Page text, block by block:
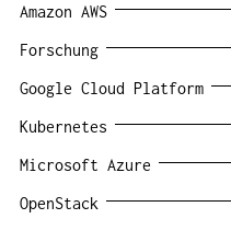
Amazon AWS
Forschung
Google Cloud Platform
Kubernetes
Microsoft Azure
OpenStack